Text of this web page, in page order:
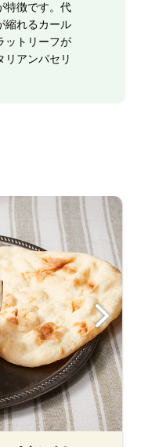
特徴です。代
縮れるカール
ットリーフが
リアンパセリ